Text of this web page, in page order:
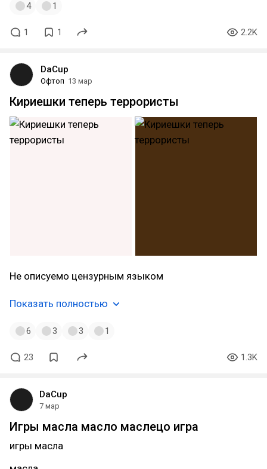
4 1
1 1 2.2K
DaCup
Офтоп 13 мар
Кириешки теперь террористы
Не описуемо цензурным языком
Показать полностью
6 3 3 1
23 1.3K
DaCup
7 мар
Игры масла масло маслецо игра
игры масла